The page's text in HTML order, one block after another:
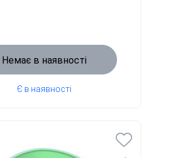
Немає в наявності
Є в наявності